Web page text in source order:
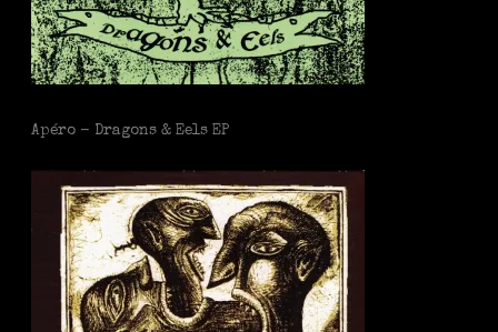
Apéro - Dragons & Eels EP